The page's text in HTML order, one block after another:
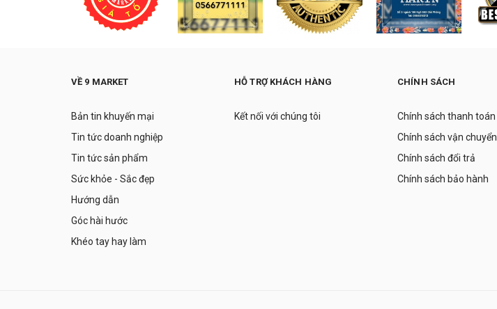
VỀ 9 MARKET
Bản tin khuyến mại
Tin tức doanh nghiệp
Tin tức sản phẩm
Sức khỏe - Sắc đẹp
Hướng dẫn
Góc hài hước
Khéo tay hay làm
HỖ TRỢ KHÁCH HÀNG
Kết nối với chúng tôi
CHÍNH SÁCH
Chính sách thanh toán
Chính sách vận chuyển
Chính sách đổi trả
Chính sách bảo hành